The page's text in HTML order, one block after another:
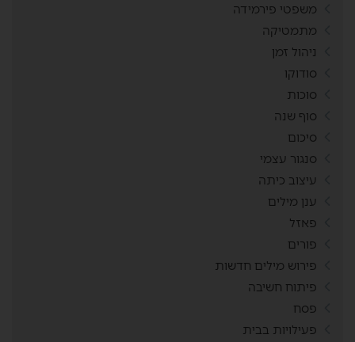
משפטי פירמידה
מתמטיקה
ניהול זמן
סודוקו
סוכות
סוף שנה
סיכום
סנגור עצמי
עיצוב כיתה
ענן מילים
פאזל
פורים
פירוש מילים חדשות
פיתוח חשיבה
פסח
פעילויות בבית